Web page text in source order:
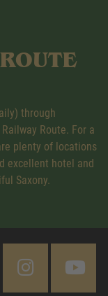
through
Route. For a
plenty of locations
excellent hotel and
Saxony.